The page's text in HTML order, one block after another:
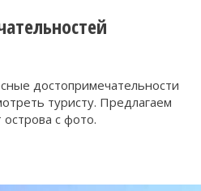
достопримечательности
туристу. Предлагаем
с фото.